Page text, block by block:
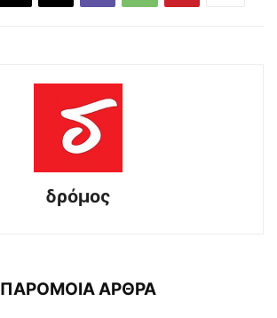
δρόμος
ΠΑΡΟΜΟΙΑ ΑΡΘΡΑ